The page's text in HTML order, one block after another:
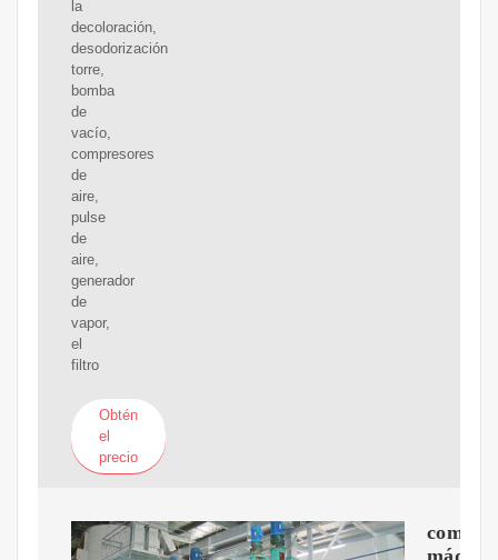
la
decoloración,
desodorización
torre,
bomba
de
vacío,
compresores
de
aire,
pulse
de
aire,
generador
de
vapor,
el
filtro
Obtén
el
precio